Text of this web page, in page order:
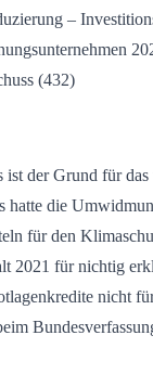
–
(432)
ist der Grund für
hatte die
für den
2021 für nichtig
nicht